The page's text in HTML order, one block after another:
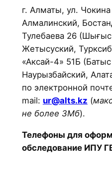
г. Алматы, ул.
Алмалинский,
Тулебаева 26
Жетысуский,
«Аксай-4» 51Б
Наурызбайский,
по электронной
mail: ur@alts.kz (
не более 3Мб).
Телефоны для
обследование ИПУ